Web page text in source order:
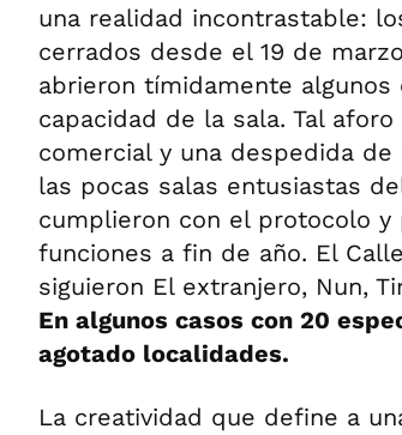
una realidad incontrastable:
cerrados desde el 19 de
abrieron tímidamente algunos
capacidad de la sala. Tal
comercial y una despedida
las pocas salas entusiastas
cumplieron con el protocolo
funciones a fin de año. El
siguieron El extranjero, Nun,
En algunos casos con 20
agotado localidades.
La creatividad que define a